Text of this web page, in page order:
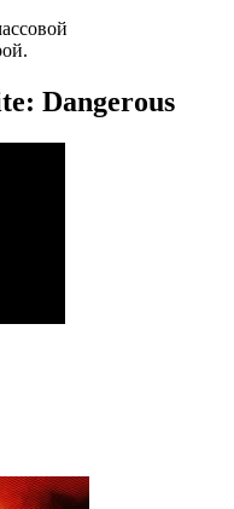
Dangerous